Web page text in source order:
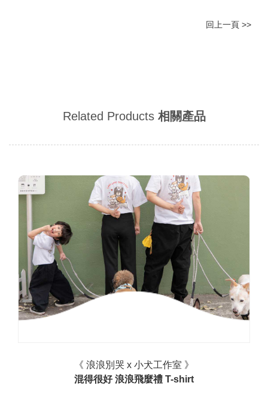
回上一頁 >>
Related Products 相關產品
《 浪浪別哭 x 小犬工作室 》
混得很好 浪浪飛麼禮 T-shirt